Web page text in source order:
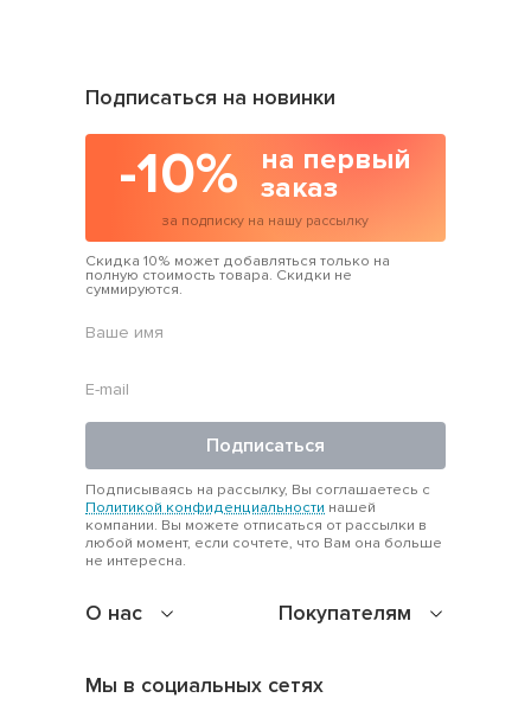
О нас Покупателям
Подписаться на новинки
-10%
на первый
заказ
за подписку на нашу рассылку
Скидка 10% может добавляться только на
полную стоимость товара. Скидки не
суммируются.
Подписаться
Подписываясь на рассылку, Вы соглашаетесь с
Политикой конфиденциальности нашей
компании. Вы можете отписаться от рассылки в
любой момент, если сочтете, что Вам она больше
не интересна.
Мы в социальных сетях